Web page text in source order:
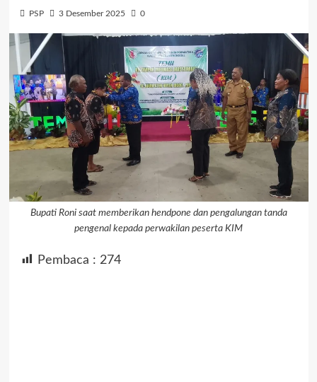
PSP 3 Desember 2025 0
Bupati Roni saat memberikan hendpone dan pengalungan tanda
pengenal kepada perwakilan peserta KIM
Pembaca : 274